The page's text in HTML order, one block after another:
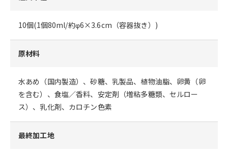
10個(1個80ml/約φ6×3.6cm（容器抜き）)
原材料
水あめ（国内製造）、砂糖、乳製品、植物油脂、卵黄（卵
を含む）、食塩／香料、安定剤（増粘多糖類、セルロー
ス）、乳化剤、カロチン色素
最終加工地